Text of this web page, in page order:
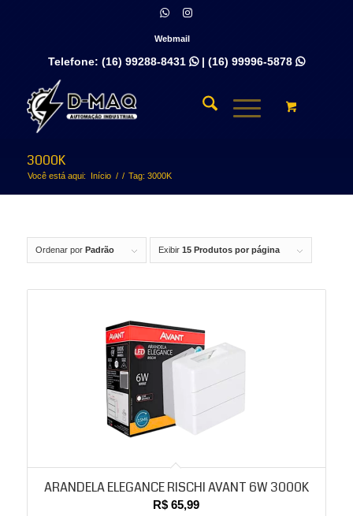
Webmail
Telefone: (16) 99288-8431 | (16) 99996-5878 
3000K
Você está aqui: Início / / Tag: 3000K
Ordenar por Padrão Exibir 15 Produtos por página
ARANDELA ELEGANCE RISCHI AVANT 6W 3000K
R$ 65,99